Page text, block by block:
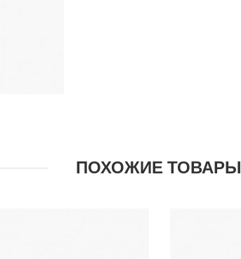
ПОХОЖИЕ ТОВАРЫ